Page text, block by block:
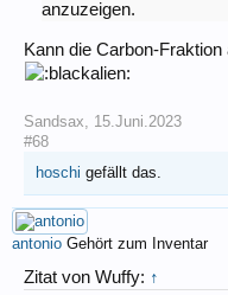
anzuzeigen.
Kann die Carbon-
Sandsax, 15.Juni.2023
#68
hoschi gefällt das.
antonio Gehört zum Inventar
Zitat von Wuffy: ↑